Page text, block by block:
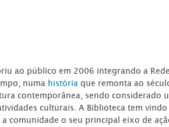
ao público em 2006 integrando a
numa história que remonta ao
contemporânea, sendo considerado
culturais. A Biblioteca tem
comunidade o seu principal eixo de